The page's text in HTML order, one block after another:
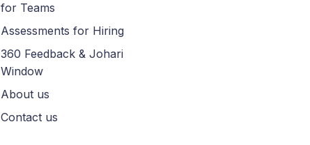
for Teams
Assessments for Hiring
360 Feedback & Johari
Window
About us
Contact us